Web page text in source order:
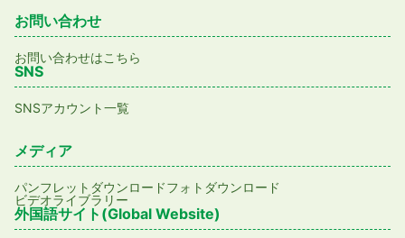
お問い合わせ
お問い合わせはこちら
SNS
SNSアカウント一覧
メディア
パンフレットダウンロードフォトダウンロード
ビデオライブラリー
外国語サイト(Global Website)